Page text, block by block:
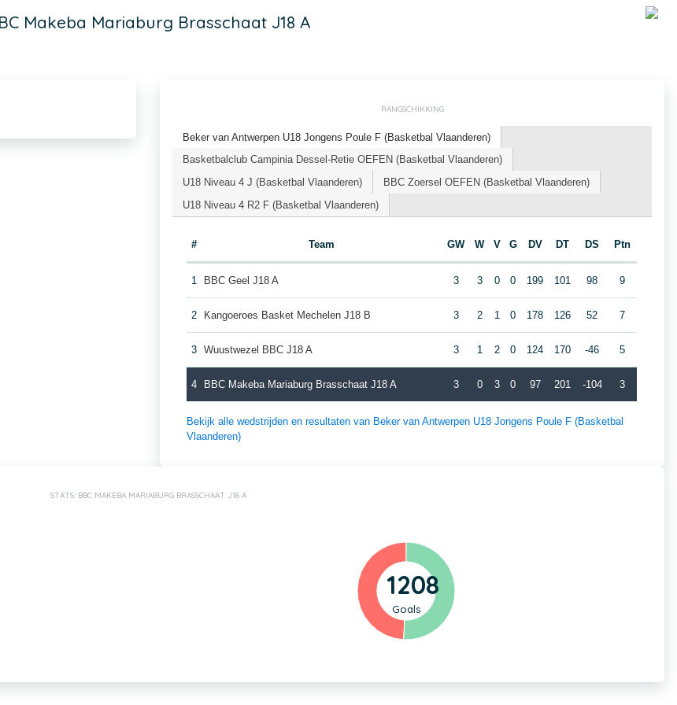
Makeba Mariaburg Brasschaat J18 A
RANGSCHIKKING
Beker van Antwerpen U18 Jongens Poule F (Basketbal Vlaanderen)
Basketbalclub Campinia Dessel-Retie OEFEN (Basketbal Vlaanderen)
U18 Niveau 4 J (Basketbal Vlaanderen)
BBC Zoersel OEFEN (Basketbal Vlaanderen)
U18 Niveau 4 R2 F (Basketbal Vlaanderen)
# Team GW W V G DV DT DS Ptn
1 BBC Geel J18 A 3 3 0 0 199 101 98 9
2 Kangoeroes Basket Mechelen J18 B 3 2 1 0 178 126 52 7
3 Wuustwezel BBC J18 A 3 1 2 0 124 170 -46 5
4 BBC Makeba Mariaburg Brasschaat J18 A 3 0 3 0 97 201 -104 3
Bekijk alle wedstrijden en resultaten van Beker van Antwerpen U18 Jongens Poule F (Basketbal
Vlaanderen)
STATS: BBC MAKEBA MARIABURG BRASSCHAAT J18 A
1208
Goals